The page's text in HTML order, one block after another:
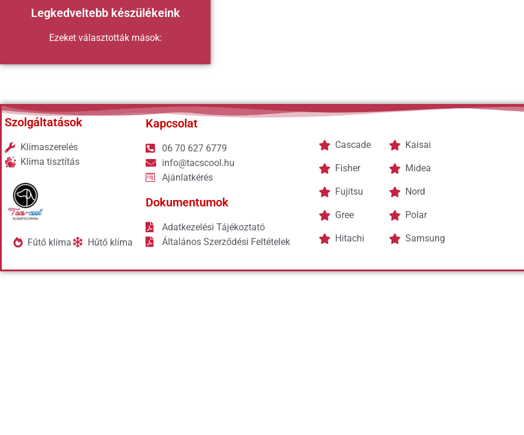
Legkedveltebb készülékeink
Ezeket választották mások:
Szolgáltatások
Klímaszerelés
Klíma tisztítás
Fűtő klíma Hűtő klíma
Kapcsolat
06 70 627 6779
info@tacscool.hu
Ajánlatkérés
Dokumentumok
Adatkezelési Tájékoztató
Általános Szerződési Feltételek
Cascade
Fisher
Fujitsu
Gree
Hitachi
Kaisai
Midea
Nord
Polar
Samsung